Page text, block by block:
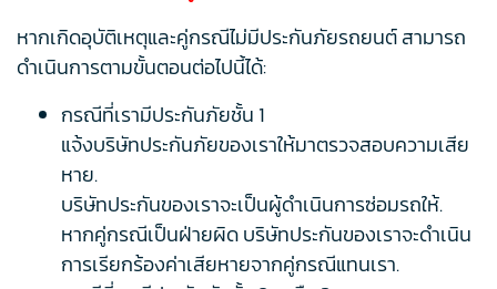
หากเกิดอุบัติเหตุและคู่กรณีไม่มีประกันภัยรถยนต์ สามารถ
ดำเนินการตามขั้นตอนต่อไปนี้ได้:
กรณีที่เรามีประกันภัยชั้น 1
แจ้งบริษัทประกันภัยของเราให้มาตรวจสอบความเสีย
หาย.
บริษัทประกันของเราจะเป็นผู้ดำเนินการซ่อมรถให้.
หากคู่กรณีเป็นฝ่ายผิด บริษัทประกันของเราจะดำเนิน
การเรียกร้องค่าเสียหายจากคู่กรณีแทนเรา.